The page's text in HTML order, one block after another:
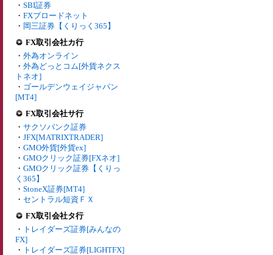
・ SBI証券
・ FXブロードネット
・ 岡三証券【くりっく365】
FX取引会社カ行
・ 外為オンライン
・ 外為どっとコム[外貨ネクス
トネオ]
・ ゴールデンウェイジャパン
[MT4]
FX取引会社サ行
・ サクソバンク証券
・ JFX[MATRIXTRADER]
・ GMO外貨[外貨ex]
・ GMOクリック証券[FXネオ]
・ GMOクリック証券【くりっ
く365】
・ StoneX証券[MT4]
・ セントラル短資ＦＸ
FX取引会社タ行
・ トレイダーズ証券[みんなの
FX]
・ トレイダーズ証券[LIGHTFX]